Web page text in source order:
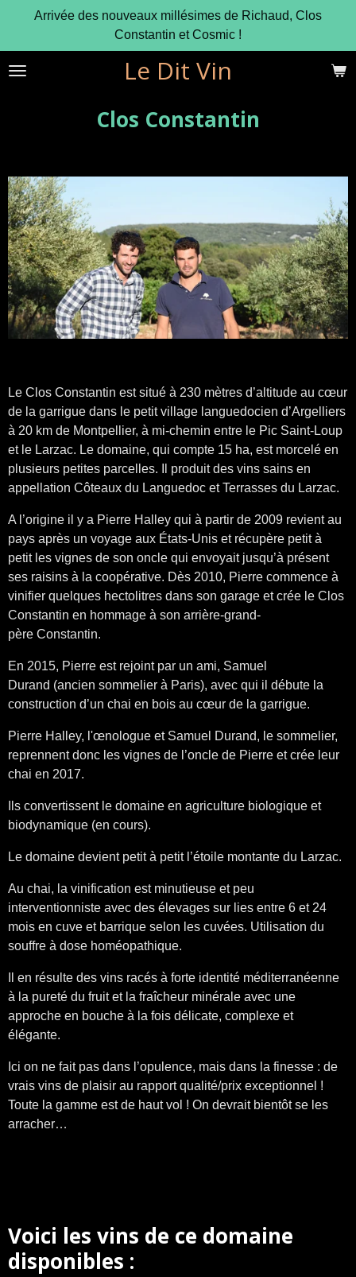
Passer
contenu
principal
Le Dit Vin
Arrivée des nouveaux millésimes de Richaud, Clos
Constantin et Cosmic !
Clos Constantin
Le Clos Constantin est situé à 230 mètres d’altitude au cœur
de la garrigue dans le petit village languedocien d’Argelliers
à 20 km de Montpellier, à mi-chemin entre le Pic Saint-Loup
et le Larzac. Le domaine, qui compte 15 ha, est morcelé en
plusieurs petites parcelles. Il produit des vins sains en
appellation Côteaux du Languedoc et Terrasses du Larzac.
A l’origine il y a Pierre Halley qui à partir de 2009 revient au
pays après un voyage aux États-Unis et récupère petit à
petit les vignes de son oncle qui envoyait jusqu’à présent
ses raisins à la coopérative. Dès 2010, Pierre commence à
vinifier quelques hectolitres dans son garage et crée le Clos
Constantin en hommage à son arrière-grand-
père Constantin.
En 2015, Pierre est rejoint par un ami, Samuel
Durand (ancien sommelier à Paris), avec qui il débute la
construction d’un chai en bois au cœur de la garrigue.
Pierre Halley, l'œnologue et Samuel Durand, le sommelier,
reprennent donc les vignes de l’oncle de Pierre et crée leur
chai en 2017.
Ils convertissent le domaine en agriculture biologique et
biodynamique (en cours).
Le domaine devient petit à petit l’étoile montante du Larzac.
Au chai, la vinification est minutieuse et peu
interventionniste avec des élevages sur lies entre 6 et 24
mois en cuve et barrique selon les cuvées. Utilisation du
souffre à dose homéopathique.
Il en résulte des vins racés à forte identité méditerranéenne
à la pureté du fruit et la fraîcheur minérale avec une
approche en bouche à la fois délicate, complexe et
élégante.
Ici on ne fait pas dans l’opulence, mais dans la finesse : de
vrais vins de plaisir au rapport qualité/prix exceptionnel !
Toute la gamme est de haut vol ! On devrait bientôt se les
arracher…
Voici les vins de ce domaine
disponibles :